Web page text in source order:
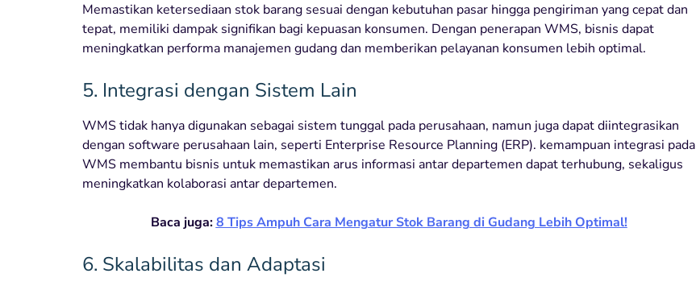
Memastikan ketersediaan stok barang sesuai dengan kebutuhan pasar hingga pengiriman yang cepat dan
tepat, memiliki dampak signifikan bagi kepuasan konsumen. Dengan penerapan WMS, bisnis dapat
meningkatkan performa manajemen gudang dan memberikan pelayanan konsumen lebih optimal.
5. Integrasi dengan Sistem Lain
WMS tidak hanya digunakan sebagai sistem tunggal pada perusahaan, namun juga dapat diintegrasikan
dengan software perusahaan lain, seperti Enterprise Resource Planning (ERP). kemampuan integrasi pada
WMS membantu bisnis untuk memastikan arus informasi antar departemen dapat terhubung, sekaligus
meningkatkan kolaborasi antar departemen.
Baca juga:8 Tips Ampuh Cara Mengatur Stok Barang di Gudang Lebih Optimal!
6. Skalabilitas dan Adaptasi